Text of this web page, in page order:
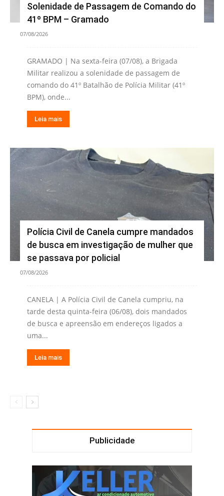
Solenidade de Passagem de Comando do
41º BPM – Gramado
07/08/2026
GRAMADO | Na sexta-feira (07/08), a Brigada
Militar realizou a solenidade de passagem de
comando do 41º Batalhão de Polícia Militar (41º
BPM), onde...
Leia mais
Polícia Civil de Canela cumpre mandados
de busca em investigação de mulher que
se passava por policial
07/08/2026
CANELA | A Polícia Civil de Canela cumpriu, na
tarde desta quinta-feira (06/08), dois mandados
de busca e apreensão em endereços ligados a
uma...
Leia mais
Publicidade